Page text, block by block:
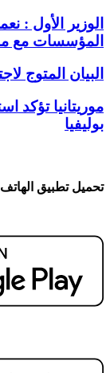
الوزير الأول :
المؤسسات مع
البيان المتوج
موريتانيا تؤكد
بوليفيا
تحميل تطبيق الهاتف